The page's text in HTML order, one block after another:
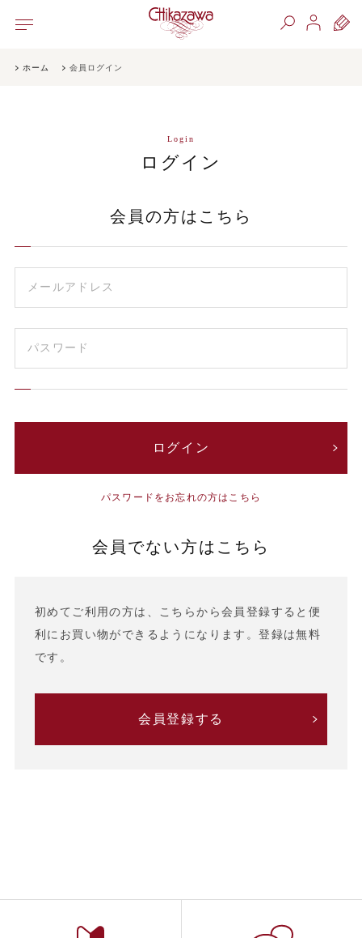
ホーム 会員ログイン
Login
ログイン
会員の方はこちら
パスワードをお忘れの方はこちら
会員でない方はこちら
初めてご利用の方は、こちらから会員登録すると便
利にお買い物ができるようになります。登録は無料
です。
会員登録する